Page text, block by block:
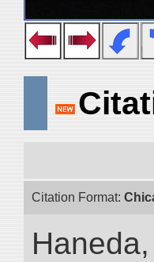
Citation Format: